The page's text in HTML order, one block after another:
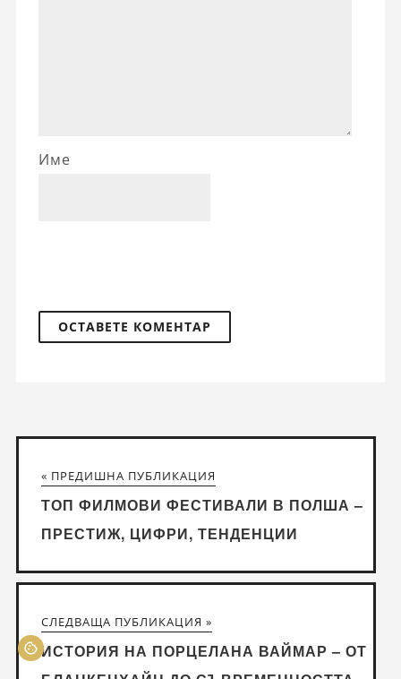
Име
« ПРЕДИШНА ПУБЛИКАЦИЯ
ТОП ФИЛМОВИ ФЕСТИВАЛИ В ПОЛША –
ПРЕСТИЖ, ЦИФРИ, ТЕНДЕНЦИИ
СЛЕДВАЩА ПУБЛИКАЦИЯ »
ИСТОРИЯ НА ПОРЦЕЛАНА ВАЙМАР – ОТ